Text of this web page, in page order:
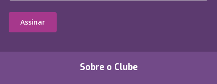
Sobre o Clube
Assinar